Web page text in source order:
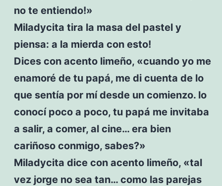
no te entiendo!»
Miladycita tira la masa del pastel y
piensa: a la mierda con esto!
Dices con acento limeño, «cuando yo me
enamoré de tu papá, me di cuenta de lo
que sentía por mí desde un comienzo. lo
conocí poco a poco, tu papá me invitaba
a salir, a comer, al cine… era bien
cariñoso conmigo, sabes?»
Miladycita dice con acento limeño, «tal
vez jorge no sea tan… como las parejas